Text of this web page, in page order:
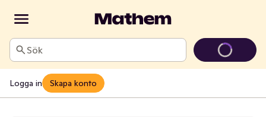
Sök
Logga in Skapa konto